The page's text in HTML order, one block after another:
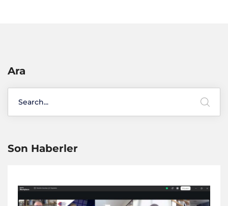
Ara
Son Haberler